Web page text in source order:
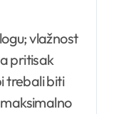
vlažnost
pritisak
trebali biti